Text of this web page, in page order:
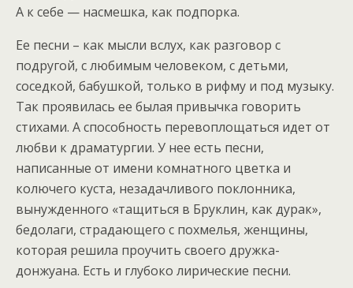
А к себе — насмешка, как подпорка.
Ее песни – как мысли вслух, как разговор с
подругой, с любимым человеком, с детьми,
соседкой, бабушкой, только в рифму и под музыку.
Так проявилась ее былая привычка говорить
стихами. А способность перевоплощаться идет от
любви к драматургии. У нее есть песни,
написанные от имени комнатного цветка и
колючего куста, незадачливого поклонника,
вынужденного «тащиться в Бруклин, как дурак»,
бедолаги, страдающего с похмелья, женщины,
которая решила проучить своего дружка-
донжуана. Есть и глубоко лирические песни.